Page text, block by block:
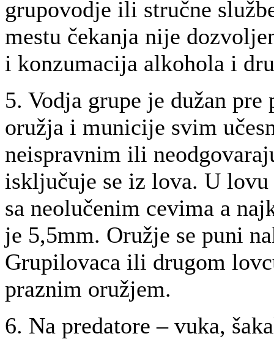
grupovodje ili stručne
mestu čekanja nije
i konzumacija alkohola i
5. Vodja grupe je dužan
oružja i municije svim
neispravnim ili
isključuje se iz lova. U
sa neolučenim cevima a
je 5,5mm. Oružje se puni
Grupilovaca ili drugom
praznim oružjem.
6. Na predatore – vuka,